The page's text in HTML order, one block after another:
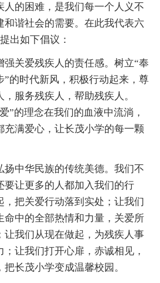
人的困难，是我们每一个人义不
和谐社会的需要。在此我代表六
出如下倡议：
关爱残疾人的责任感。树立“奉
”的时代新风，积极行动起来，尊
服务残疾人，帮助残疾人。
”的理念在我们的血液中流淌，
充满爱心，让长茂小学的每一颗
中华民族的传统美德。我们不
要让更多的人都加入我们的行
，把关爱行动落到实处；让我们
命中的全部热情和力量，关爱所
让我们从现在做起，为残疾人事
让我们打开心扉，赤诚相见，
长茂小学变成温馨校园。